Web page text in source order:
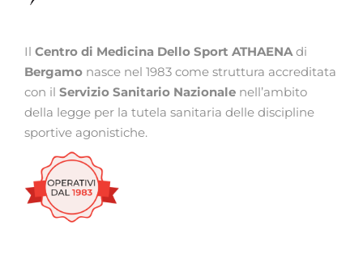
Il Centro di Medicina Dello Sport ATHAENAdi
Bergamo nasce nel 1983 come struttura accreditata
con il Servizio Sanitario Nazionale nell’ambito
della legge per la tutela sanitaria delle discipline
sportive agonistiche.